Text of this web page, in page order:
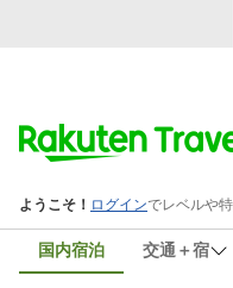
国内宿泊 交通＋宿